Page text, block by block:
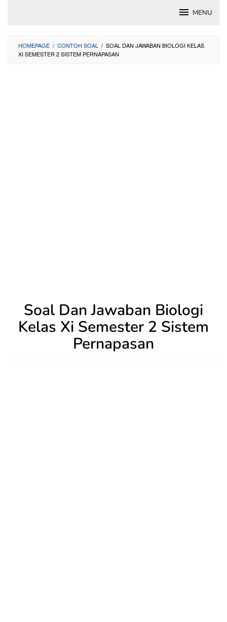
MENU
HOMEPAGE / CONTOH SOAL / SOAL DAN JAWABAN BIOLOGI KELAS
XI SEMESTER 2 SISTEM PERNAPASAN
Soal Dan Jawaban Biologi
Kelas Xi Semester 2 Sistem
Pernapasan